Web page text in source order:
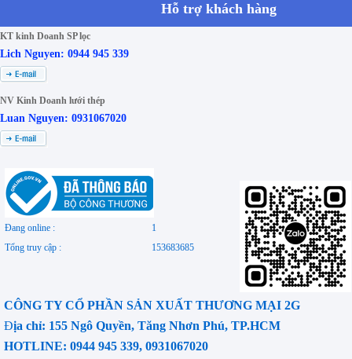
Hỗ trợ khách hàng
KT kinh Doanh SP lọc
Lich Nguyen: 0944 945 339
NV Kinh Doanh lưới thép
Luan Nguyen: 0931067020
Đang online :
1
Tổng truy cập :
153683685
CÔNG TY CỔ PHẦN SẢN XUẤT THƯƠNG MẠI 2G
Địa chỉ: 155 Ngô Quyền, Tăng Nhơn Phú, TP.HCM
HOTLINE: 0944 945 339, 0931067020